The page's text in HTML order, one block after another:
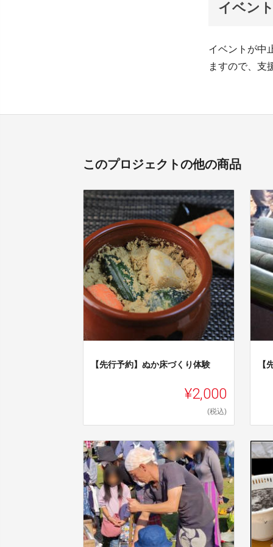
イベン
イベントが中
ますので、支
このプロジェクトの他の商品
【先行予約】ぬか床づくり体験
¥2,000
(税込)
【